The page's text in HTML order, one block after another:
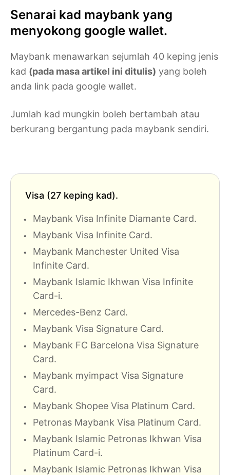
Senarai kad maybank yang
menyokong google wallet.
Maybank menawarkan sejumlah 40 keping jenis
kad (pada masa artikel ini ditulis) yang boleh
anda link pada google wallet.
Jumlah kad mungkin boleh bertambah atau
berkurang bergantung pada maybank sendiri.
Visa (27 keping kad).
Maybank Visa Infinite Diamante Card.
Maybank Visa Infinite Card.
Maybank Manchester United Visa
Infinite Card.
Maybank Islamic Ikhwan Visa Infinite
Card-i.
Mercedes-Benz Card.
Maybank Visa Signature Card.
Maybank FC Barcelona Visa Signature
Card.
Maybank myimpact Visa Signature
Card.
Maybank Shopee Visa Platinum Card.
Petronas Maybank Visa Platinum Card.
Maybank Islamic Petronas Ikhwan Visa
Platinum Card-i.
Maybank Islamic Petronas Ikhwan Visa